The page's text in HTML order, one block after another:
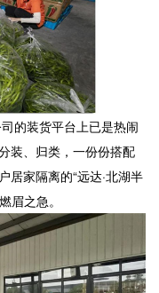
的装货平台上已是热闹
装、归类，一份份搭配
居家隔离的“远达·北湖半
眉之急。